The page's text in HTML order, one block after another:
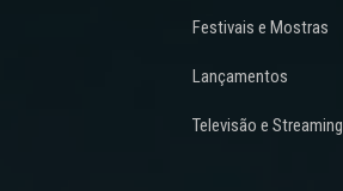
Festivais e Mostras
Lançamentos
Televisão e Streaming